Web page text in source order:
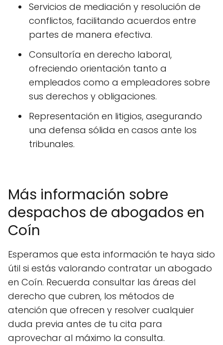
Servicios de mediación y resolución de
conflictos, facilitando acuerdos entre
partes de manera efectiva.
Consultoría en derecho laboral,
ofreciendo orientación tanto a
empleados como a empleadores sobre
sus derechos y obligaciones.
Representación en litigios, asegurando
una defensa sólida en casos ante los
tribunales.
Más información sobre
despachos de abogados en
Coín
Esperamos que esta información te haya sido
útil si estás valorando contratar un abogado
en Coín. Recuerda consultar las áreas del
derecho que cubren, los métodos de
atención que ofrecen y resolver cualquier
duda previa antes de tu cita para
aprovechar al máximo la consulta.